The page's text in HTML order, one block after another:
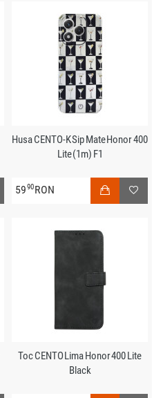
Husa CENTO-K Sip Mate Honor 400
Lite (1m) F1
5990RON
Toc CENTO Lima Honor 400 Lite
Black